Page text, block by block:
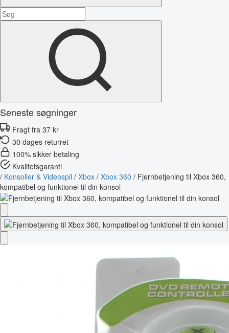
Seneste søgninger
Fragt fra 37 kr
30 dages returret
100% sikker betaling
Kvalitetsgaranti
/ Konsoller & Videospil / Xbox / Xbox 360 / Fjernbetjening til Xbox 360,
kompatibel og funktionel til din konsol